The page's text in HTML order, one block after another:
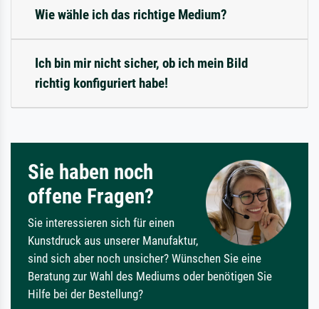
Wie wähle ich das richtige Medium?
Ich bin mir nicht sicher, ob ich mein Bild
richtig konfiguriert habe!
Sie haben noch
offene Fragen?
Sie interessieren sich für einen
Kunstdruck aus unserer Manufaktur,
sind sich aber noch unsicher? Wünschen Sie eine
Beratung zur Wahl des Mediums oder benötigen Sie
Hilfe bei der Bestellung?